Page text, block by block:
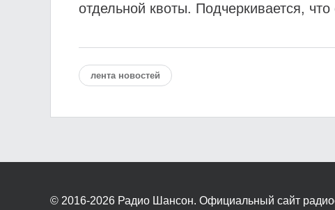
отдельной квоты. Подчеркивается,
лента новостей
© 2016-2026 Радио Шансон. Официальный сайт